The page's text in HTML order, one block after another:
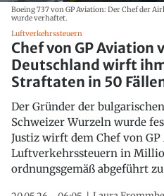
Boeing 737 von GP Aviation: Der Chef der
wurde verhaftet.
Luftverkehrssteuern
Chef von GP
Deutschland wirft
Straftaten in 50
Der Gründer der
Schweizer Wurzeln wurde
Justiz wirft dem Chef von
Luftverkehrssteuern in
ordnungsgemäß abgeführt